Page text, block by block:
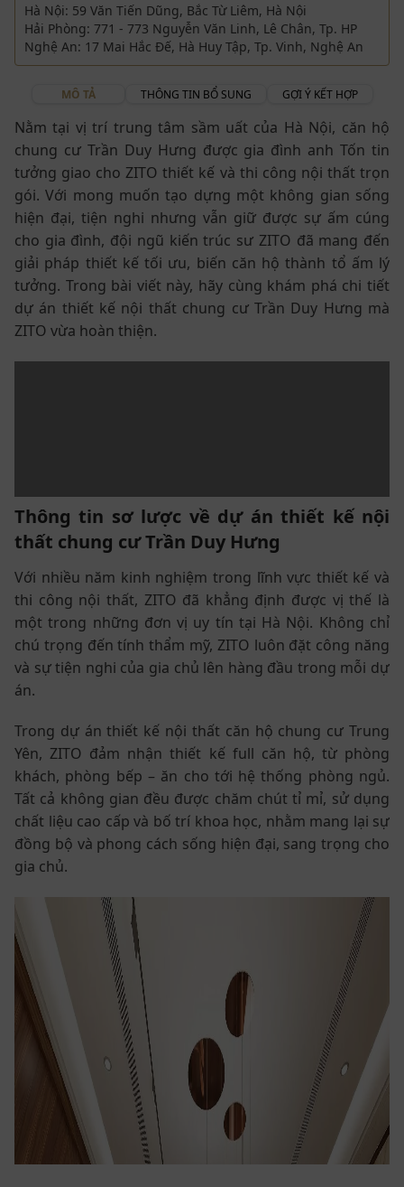
Hà Nội: 59 Văn Tiến Dũng, Bắc Từ Liêm, Hà Nội
Hải Phòng: 771 - 773 Nguyễn Văn Linh, Lê Chân, Tp. HP
Nghệ An: 17 Mai Hắc Đế, Hà Huy Tập, Tp. Vinh, Nghệ An
MÔ TẢ THÔNG TIN BỔ SUNG GỢI Ý KẾT HỢP
Nằm tại vị trí trung tâm sầm uất của Hà Nội, căn hộ
chung cư Trần Duy Hưng được gia đình anh Tốn tin
tưởng giao cho ZITO thiết kế và thi công nội thất trọn
gói. Với mong muốn tạo dựng một không gian sống
hiện đại, tiện nghi nhưng vẫn giữ được sự ấm cúng
cho gia đình, đội ngũ kiến trúc sư ZITO đã mang đến
giải pháp thiết kế tối ưu, biến căn hộ thành tổ ấm lý
tưởng. Trong bài viết này, hãy cùng khám phá chi tiết
dự án thiết kế nội thất chung cư Trần Duy Hưng mà
ZITO vừa hoàn thiện.
Thông tin sơ lược về dự án thiết kế nội
thất chung cư Trần Duy Hưng
Với nhiều năm kinh nghiệm trong lĩnh vực thiết kế và
thi công nội thất, ZITO đã khẳng định được vị thế là
một trong những đơn vị uy tín tại Hà Nội. Không chỉ
chú trọng đến tính thẩm mỹ, ZITO luôn đặt công năng
và sự tiện nghi của gia chủ lên hàng đầu trong mỗi dự
án.
Trong dự án thiết kế nội thất căn hộ chung cư Trung
Yên, ZITO đảm nhận thiết kế full căn hộ, từ phòng
khách, phòng bếp – ăn cho tới hệ thống phòng ngủ.
Tất cả không gian đều được chăm chút tỉ mỉ, sử dụng
chất liệu cao cấp và bố trí khoa học, nhằm mang lại sự
đồng bộ và phong cách sống hiện đại, sang trọng cho
gia chủ.